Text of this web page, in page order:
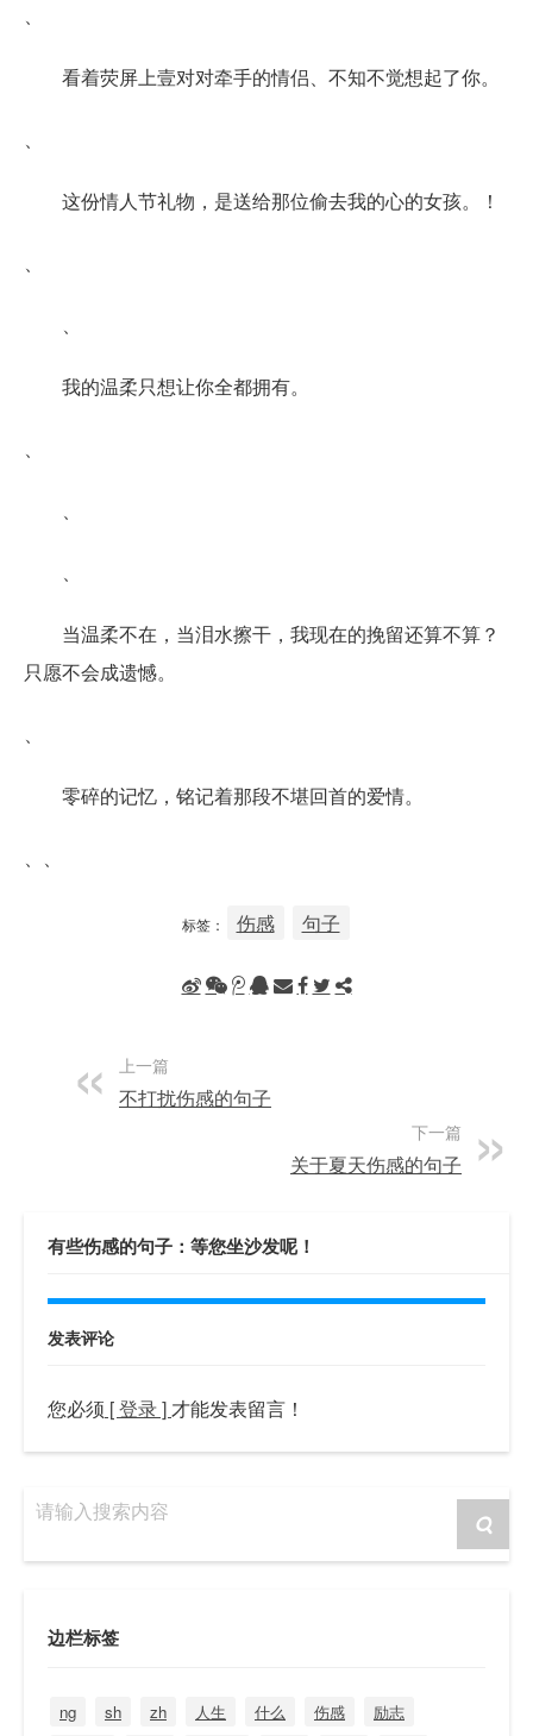
看着荧屏上壹对对牵手的情侣、不知不觉想起了你。
这份情人节礼物，是送给那位偷去我的心的女孩。！
我的温柔只想让你全都拥有。
当温柔不在，当泪水擦干，我现在的挽留还算不算？
只愿不会成遗憾。
零碎的记忆，铭记着那段不堪回首的爱情。
标签： 伤感 句子
上一篇
不打扰伤感的句子
下一篇
关于夏天伤感的句子
有些伤感的句子：等您坐沙发呢！
发表评论
您必须 [ 登录 ] 才能发表留言！
请输入搜索内容
边栏标签
ng sh zh 人生 什么 伤感
励志